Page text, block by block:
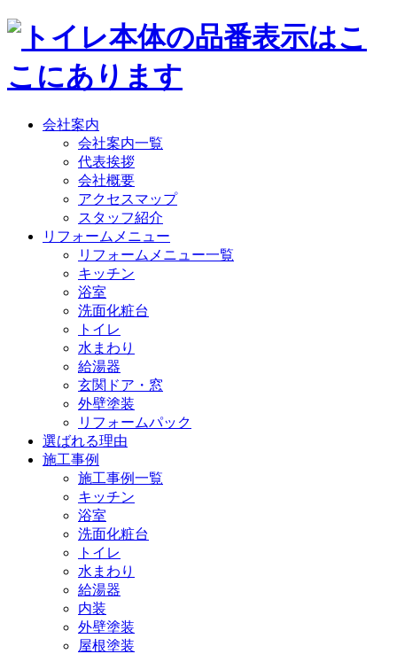
会社案内
会社案内一覧
代表挨拶
会社概要
アクセスマップ
スタッフ紹介
リフォームメニュー
リフォームメニュー一覧
キッチン
浴室
洗面化粧台
トイレ
水まわり
給湯器
玄関ドア・窓
外壁塗装
リフォームパック
選ばれる理由
施工事例
施工事例一覧
キッチン
浴室
洗面化粧台
トイレ
水まわり
給湯器
内装
外壁塗装
屋根塗装